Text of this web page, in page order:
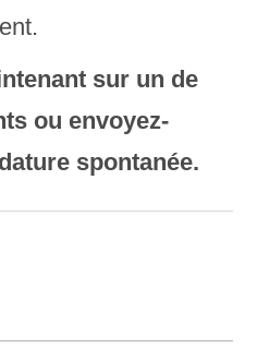
sur un de
ou envoyez-
spontanée.